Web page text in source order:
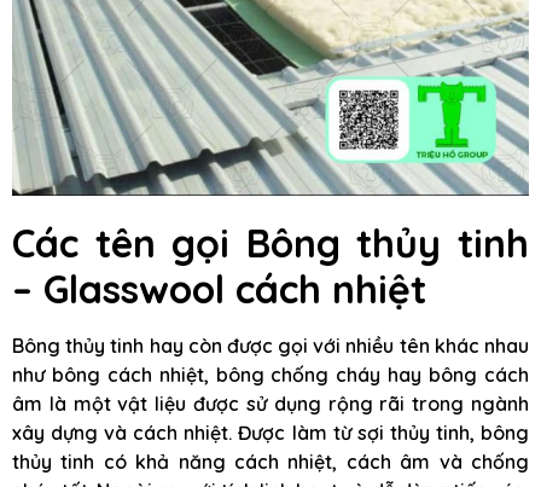
Các tên gọi Bông thủy tinh
– Glasswool cách nhiệt
Bông thủy tinh hay còn được gọi với nhiều tên khác nhau
như bông cách nhiệt, bông chống cháy hay bông cách
âm là một vật liệu được sử dụng rộng rãi trong ngành
xây dựng và cách nhiệt. Được làm từ sợi thủy tinh, bông
thủy tinh có khả năng cách nhiệt, cách âm và chống